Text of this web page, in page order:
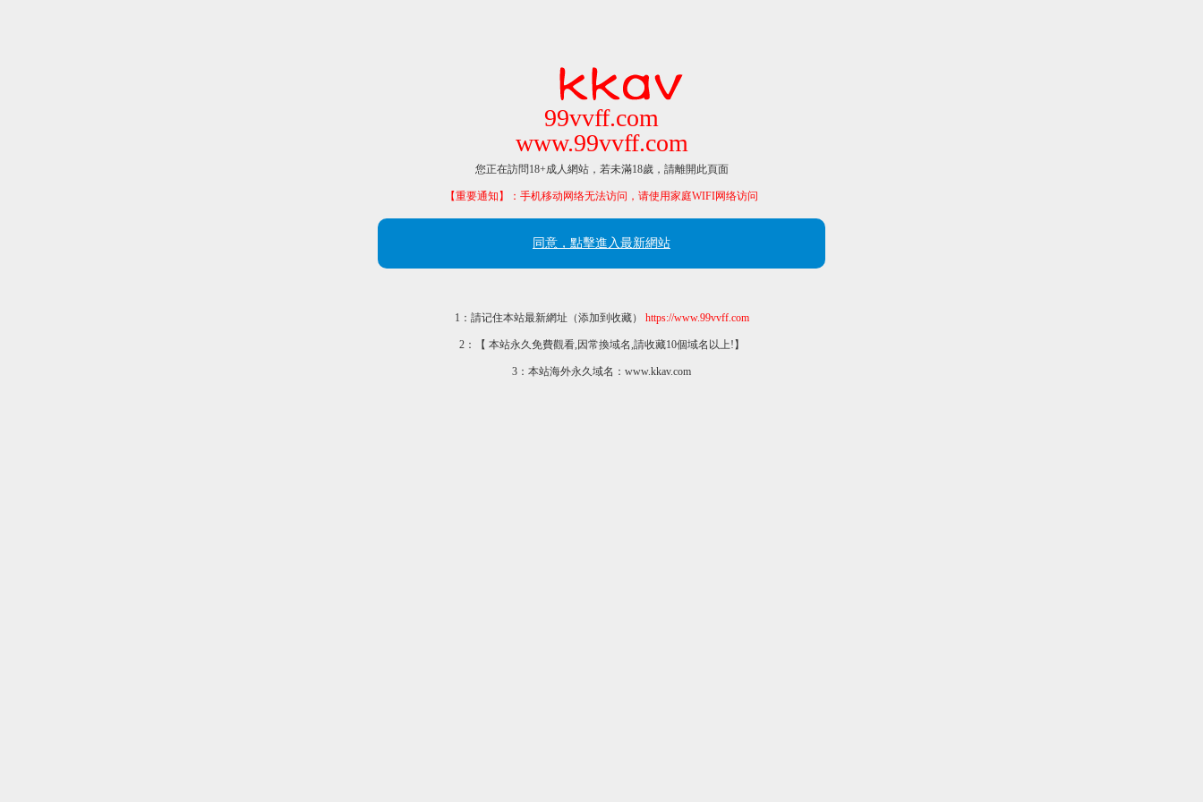
99vvff.com
www.99vvff.com
您正在訪問18+成人網站，若未滿18歲，請離開此頁面
【重要通知】：手机移动网络无法访问，请使用家庭WIFI网络访问
同意，點擊進入最新網站
1：請记住本站最新網址（添加到收藏） https://www.99vvff.com
2：【 本站永久免費觀看,因常換域名,請收藏10個域名以上!】
3：本站海外永久域名：www.kkav.com